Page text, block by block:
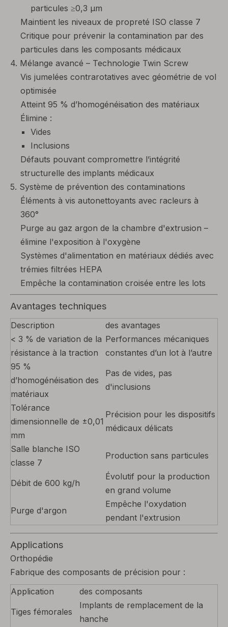
particules ≥0,3 μm
Maintient les niveaux de propreté ISO classe 7
Critique pour prévenir la contamination par des
particules dans les composants médicaux
4. Mélange avancé – Technologie Twin Screw
Vis jumelées contrarotatives avec géométrie de vol
optimisée
Atteint 95 % d’homogénéisation des matériaux
Élimine :
Vides
Inclusions
Défauts pouvant compromettre l’intégrité
structurelle des implants médicaux
5. Système de prévention des contaminations
Éléments à vis autonettoyants avec racleurs à
360°
Purge au gaz argon de la chambre d'extrusion –
élimine l'exposition à l'oxygène
Systèmes d'alimentation en matériaux dédiés avec
trémies filtrées HEPA
Empêche la contamination croisée entre les lots
Avantages techniques
Description
des avantages
< 3 % de variation de la
résistance à la traction
Performances mécaniques
constantes d’un lot à l’autre
95 %
d’homogénéisation des
matériaux
Pas de vides, pas
d'inclusions
Tolérance
dimensionnelle de ±0,01
mm
Précision pour les dispositifs
médicaux délicats
Salle blanche ISO
classe 7
Production sans particules
Débit de 600 kg/h
Évolutif pour la production
en grand volume
Purge d'argon
Empêche l'oxydation
pendant l'extrusion
Applications
Orthopédie
Fabrique des composants de précision pour :
Application
des composants
Tiges fémorales
Implants de remplacement de la
hanche